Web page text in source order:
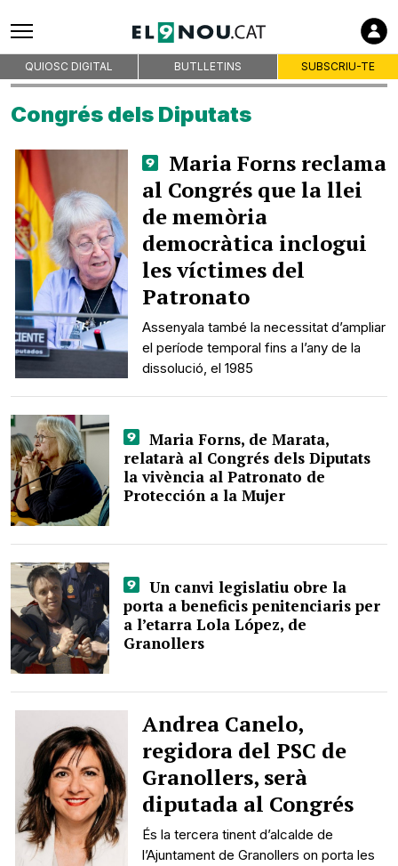
QUIOSC DIGITAL BUTLLETINS SUBSCRIU-TE
Congrés dels Diputats
Maria Forns reclama
al Congrés que la llei
de memòria
democràtica inclogui
les víctimes del
Patronato
Assenyala també la necessitat d’ampliar
el període temporal fins a l’any de la
dissolució, el 1985
Maria Forns, de Marata,
relatarà al Congrés dels Diputats
la vivència al Patronato de
Protección a la Mujer
Un canvi legislatiu obre la
porta a beneficis penitenciaris per
a l’etarra Lola López, de
Granollers
Andrea Canelo,
regidora del PSC de
Granollers, serà
diputada al Congrés
És la tercera tinent d’alcalde de
l’Ajuntament de Granollers on porta les